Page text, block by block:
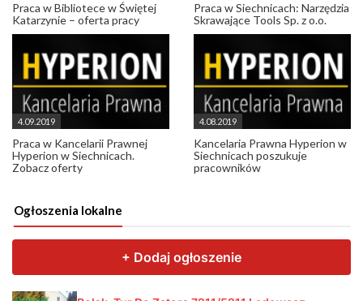
Praca w Bibliotece w Świętej
Katarzynie – oferta pracy
Praca w Siechnicach: Narzędzia
Skrawające Tools Sp. z o.o.
4.09.2019
Praca w Kancelarii Prawnej
Hyperion w Siechnicach.
Zobacz oferty
4.08.2019
Kancelaria Prawna Hyperion w
Siechnicach poszukuje
pracowników
Ogłoszenia lokalne